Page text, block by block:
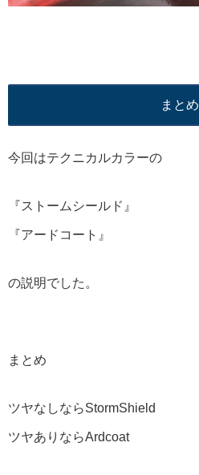
まとめ
今回はテクニカルカラーの
『ストームシールド』
『アードコート』
の説明でした。
まとめ
ツヤなしならStormShield
ツヤありならArdcoat